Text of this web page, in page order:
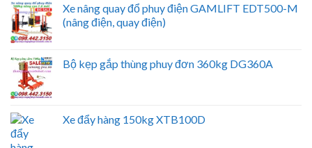
Xe nâng quay đổ phuy điện GAMLIFT EDT500-M
(nâng điện, quay điện)
Bộ kẹp gắp thùng phuy đơn 360kg DG360A
Xe đẩy hàng 150kg XTB100D